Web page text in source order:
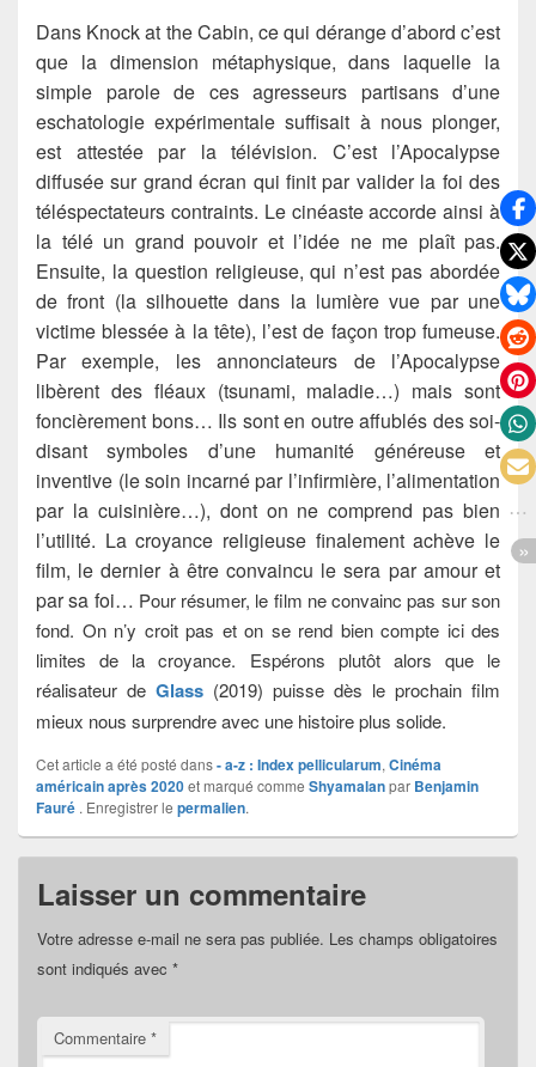
Dans Knock at the Cabin, ce qui dérange d’abord c’est
que la dimension métaphysique, dans laquelle la
simple parole de ces agresseurs partisans d’une
eschatologie expérimentale suffisait à nous plonger,
est attestée par la télévision. C’est l’Apocalypse
diffusée sur grand écran qui finit par valider la foi des
téléspectateurs contraints. Le cinéaste accorde ainsi à
la télé un grand pouvoir et l’idée ne me plaît pas.
Ensuite, la question religieuse, qui n’est pas abordée
de front (la silhouette dans la lumière vue par une
victime blessée à la tête), l’est de façon trop fumeuse.
Par exemple, les annonciateurs de l’Apocalypse
libèrent des fléaux (tsunami, maladie…) mais sont
foncièrement bons… Ils sont en outre affublés des soi-
disant symboles d’une humanité généreuse et
inventive (le soin incarné par l’infirmière, l’alimentation
par la cuisinière…), dont on ne comprend pas bien
l’utilité.​ La croyance religieuse finalement achève le
film, le dernier à être convaincu le sera par amour et
par sa foi… Pour résumer, le film ne convainc pas sur son
fond. On n’y croit pas et on se rend bien compte ici des
limites de la croyance. Espérons plutôt alors que le
réalisateur de Glass (2019) puisse dès le prochain film
mieux nous surprendre avec une histoire plus solide.
Cet article a été posté dans- a-z : Index pellicularum,Cinéma
américain après 2020et marqué comme Shyamalanpar Benjamin
Fauré . Enregistrer le permalien.
Laisser un commentaire
Votre adresse e-mail ne sera pas publiée. Les champs obligatoires
sont indiqués avec *
Commentaire *